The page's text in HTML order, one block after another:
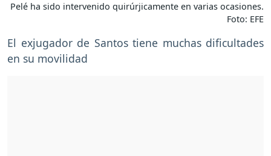
Pelé ha sido intervenido quirúrjicamente en varias ocasiones.
Foto: EFE
El exjugador de Santos tiene muchas dificultades
en su movilidad